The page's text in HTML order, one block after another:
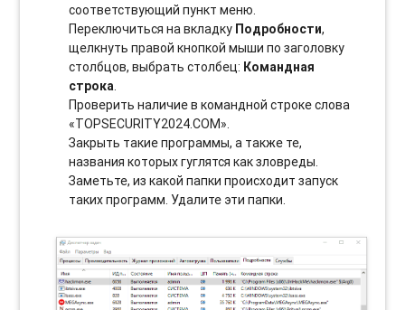
соотвeтствующий пункт меню.
Переключиться на вкладку Подробности,
щелкнуть правой кнопкой мыши по заголовку
столбцов, выбрать столбец: Командная
строка.
Проверить наличие в командной строке слова
«TOPSECURITY2024.COM».
Закрыть такие программы, а также те,
названия которых гуглятся как зловреды.
Заметьте, из какой папки происходит запуск
таких программ. Удалите эти папки.